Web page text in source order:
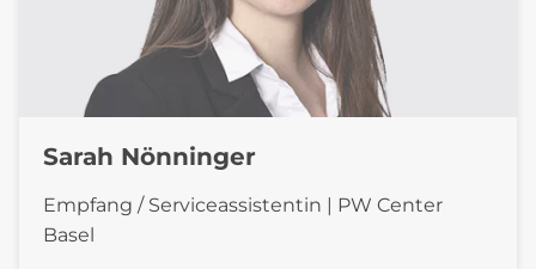
Sarah Nönninger
Empfang / Serviceassistentin | PW Center
Basel